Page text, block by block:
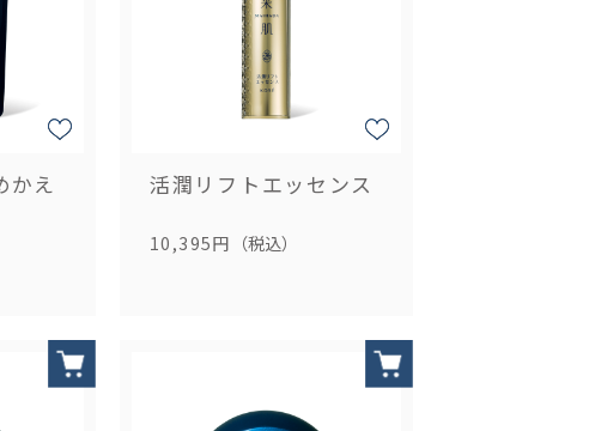
かえ
活潤リフトエッセンス
10,395円 （税込）